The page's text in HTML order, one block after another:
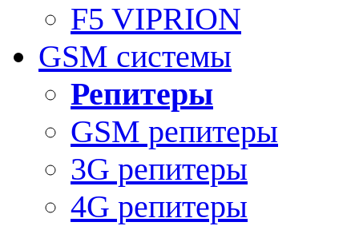
F5 VIPRION
GSM системы
Репитеры
GSM репитеры
3G репитеры
4G репитеры